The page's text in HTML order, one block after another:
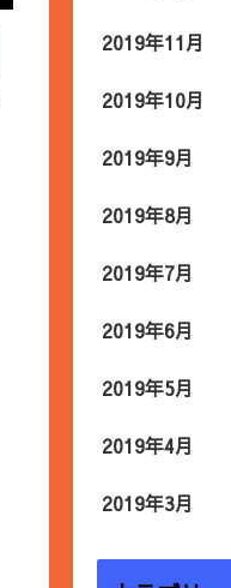
2019年11月
2019年10月
2019年9月
2019年8月
2019年7月
2019年6月
2019年5月
2019年4月
2019年3月